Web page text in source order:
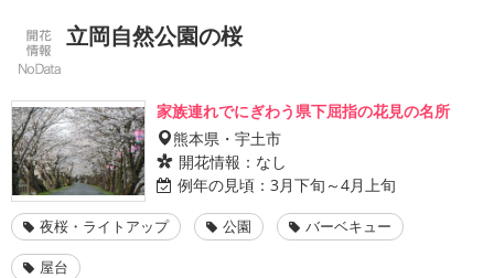
立岡自然公園の桜
家族連れでにぎわう県下屈指の花見の名所
熊本県・宇土市
開花情報： なし
例年の見頃： 3月下旬～4月上旬
夜桜・ライトアップ 公園 バーベキュー
屋台